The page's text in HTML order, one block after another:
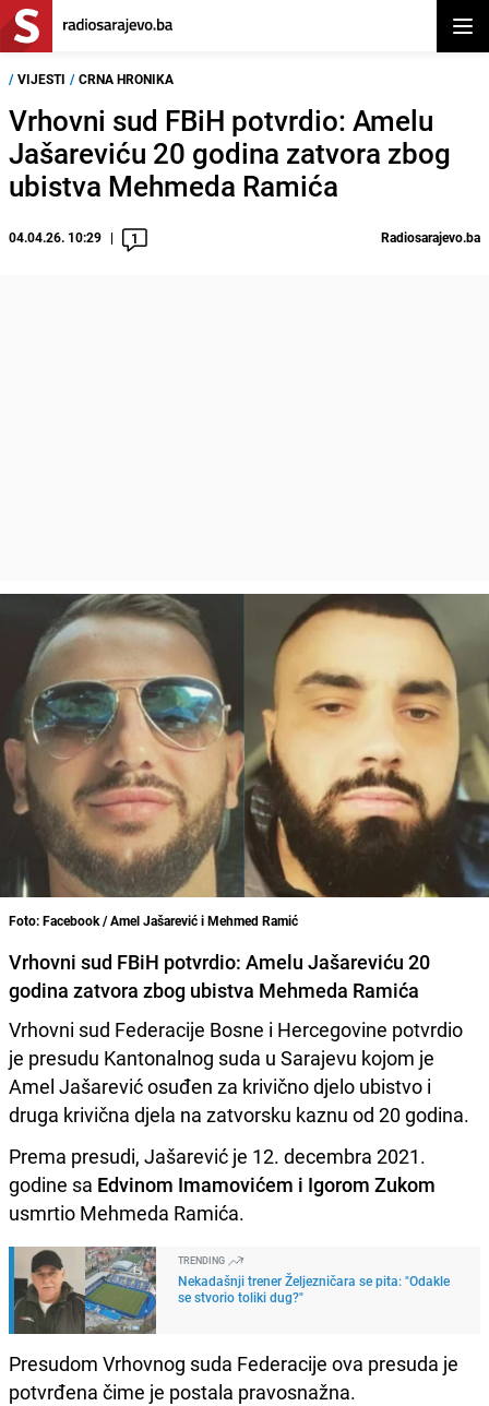
/ VIJESTI / CRNA HRONIKA
Vrhovni sud FBiH potvrdio: Amelu
Jašareviću 20 godina zatvora zbog
ubistva Mehmeda Ramića
04.04.26. 10:29 1 Radiosarajevo.ba
Foto: Facebook / Amel Jašarević i Mehmed Ramić
Vrhovni sud FBiH potvrdio: Amelu Jašareviću 20
godina zatvora zbog ubistva Mehmeda Ramića
Vrhovni sud Federacije Bosne i Hercegovine potvrdio
je presudu Kantonalnog suda u Sarajevu kojom je
Amel Jašarević osuđen za krivično djelo ubistvo i
druga krivična djela na zatvorsku kaznu od 20 godina.
Prema presudi, Jašarević je 12. decembra 2021.
godine sa Edvinom Imamovićem i Igorom Zukom
usmrtio Mehmeda Ramića.
TRENDING
Nekadašnji trener Željezničara se pita: "Odakle
se stvorio toliki dug?"
Presudom Vrhovnog suda Federacije ova presuda je
potvrđena čime je postala pravosnažna.